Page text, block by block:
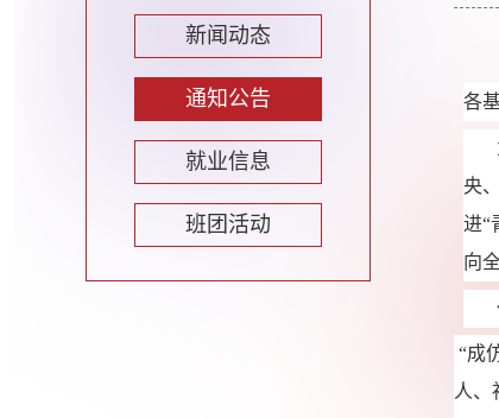
新闻动态
通知公告
就业信息
班团活动
各
央
进“
向
“成
人、